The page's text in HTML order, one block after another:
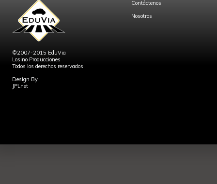
©2007-2015 EduVia
Losino Producciones
Todos los derechos reservados.
Design By
JPLnet
Contáctenos
Nosotros